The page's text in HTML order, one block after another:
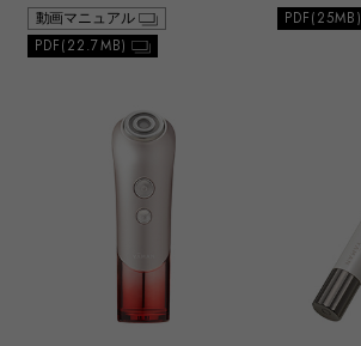
動画マニュアル
PDF(22.7MB)
PDF(25MB)